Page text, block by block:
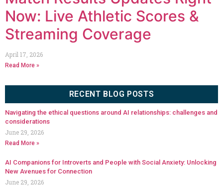
Now: Live Athletic Scores &
Streaming Coverage
April 17, 2026
Read More »
RECENT BLOG POSTS
Navigating the ethical questions around AI relationships: challenges and
considerations
June 29, 2026
Read More »
AI Companions for Introverts and People with Social Anxiety: Unlocking
New Avenues for Connection
June 29, 2026